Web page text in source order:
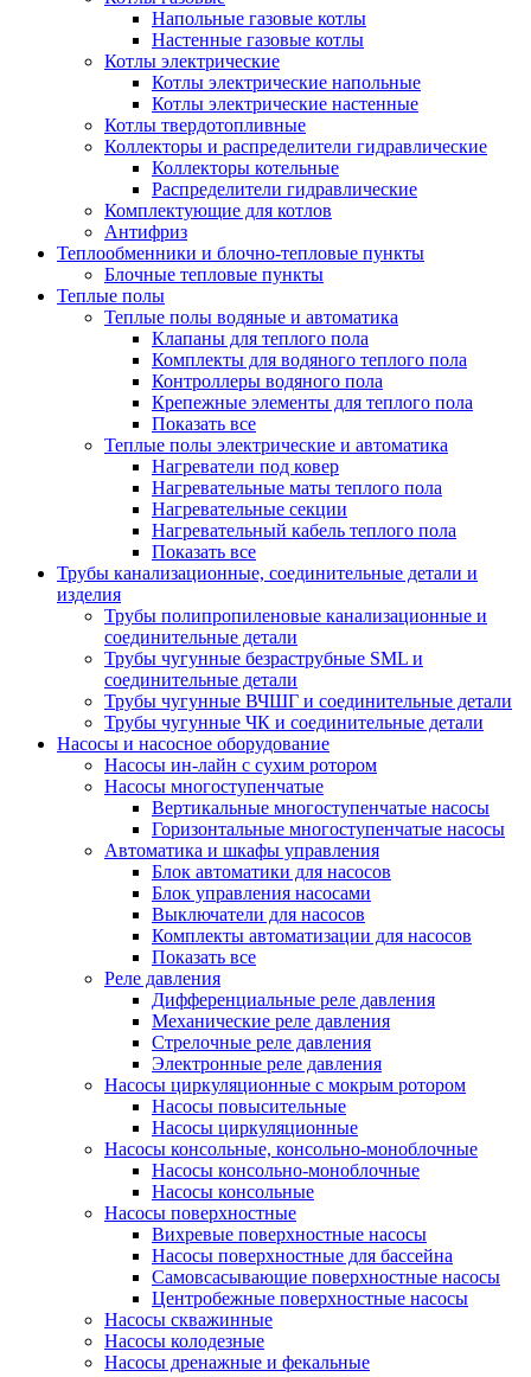
Напольные газовые котлы
Настенные газовые котлы
Котлы электрические
Котлы электрические напольные
Котлы электрические настенные
Котлы твердотопливные
Коллекторы и распределители гидравлические
Коллекторы котельные
Распределители гидравлические
Комплектующие для котлов
Антифриз
Теплообменники и блочно-тепловые пункты
Блочные тепловые пункты
Теплые полы
Теплые полы водяные и автоматика
Клапаны для теплого пола
Комплекты для водяного теплого пола
Контроллеры водяного пола
Крепежные элементы для теплого пола
Показать все
Теплые полы электрические и автоматика
Нагреватели под ковер
Нагревательные маты теплого пола
Нагревательные секции
Нагревательный кабель теплого пола
Показать все
Трубы канализационные, соединительные детали и
изделия
Трубы полипропиленовые канализационные и
соединительные детали
Трубы чугунные безраструбные SML и
соединительные детали
Трубы чугунные ВЧШГ и соединительные детали
Трубы чугунные ЧК и соединительные детали
Насосы и насосное оборудование
Насосы ин-лайн с сухим ротором
Насосы многоступенчатые
Вертикальные многоступенчатые насосы
Горизонтальные многоступенчатые насосы
Автоматика и шкафы управления
Блок автоматики для насосов
Блок управления насосами
Выключатели для насосов
Комплекты автоматизации для насосов
Показать все
Реле давления
Дифференциальные реле давления
Механические реле давления
Стрелочные реле давления
Электронные реле давления
Насосы циркуляционные с мокрым ротором
Насосы повысительные
Насосы циркуляционные
Насосы консольные, консольно-моноблочные
Насосы консольно-моноблочные
Насосы консольные
Насосы поверхностные
Вихревые поверхностные насосы
Насосы поверхностные для бассейна
Самовсасывающие поверхностные насосы
Центробежные поверхностные насосы
Насосы скважинные
Насосы колодезные
Насосы дренажные и фекальные